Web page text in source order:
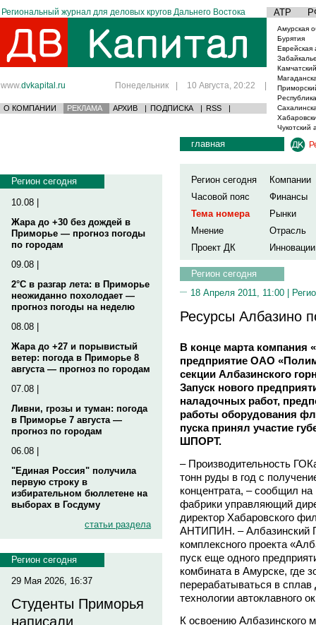
Региональный журнал для деловых кругов Дальнего Востока АТР
www.dvkapital.ru Понедельник | 10 Августа, 20:22 |
О КОМПАНИИ РЕКЛАМА АРХИВ | ПОДПИСКА | RSS |
Амурская
Бурятия
Еврейская
Чукотский
Регион сегодня
10.08 |
Жара до +30 без дождей в
Приморье — прогноз погоды
по городам
09.08 |
2°C в разгар лета: в Приморье
неожиданно похолодает —
прогноз погоды на неделю
08.08 |
Жара до +27 и порывистый
ветер: погода в Приморье 8
августа — прогноз по городам
07.08 |
Ливни, грозы и туман: погода
в Приморье 7 августа —
прогноз по городам
06.08 |
"Единая Россия" получила
первую строку в
избирательном бюллетене на
выборах в Госдуму
статьи раздела
Регион сегодня
29 Мая 2026, 16:37
Студенты Приморья
написали
главная
Регион сегодня
Компании
Часовой пояс
Финансы
Тема номера
Рынки
Мнение
Отрасль
Проект ДК
Инновации
Регион сегодня
18 Апреля 2011, 11:00 |
Ресурсы Албазино
В конце марта компания
предприятие ОАО
секции Албазинского
Запуск нового
наладочных работ,
работы оборудования
пуска принял участие
ШПОРТ.
– Производительность
тонн руды в год с
концентрата, – сообщил
фабрики управляющий
директор Хабаровского
АНТИПИН. – Албазинский
комплексного проекта
пуск еще одного
комбината в Амурске, где
перерабатываться в
технологии автоклавного
К освоению Албазинского